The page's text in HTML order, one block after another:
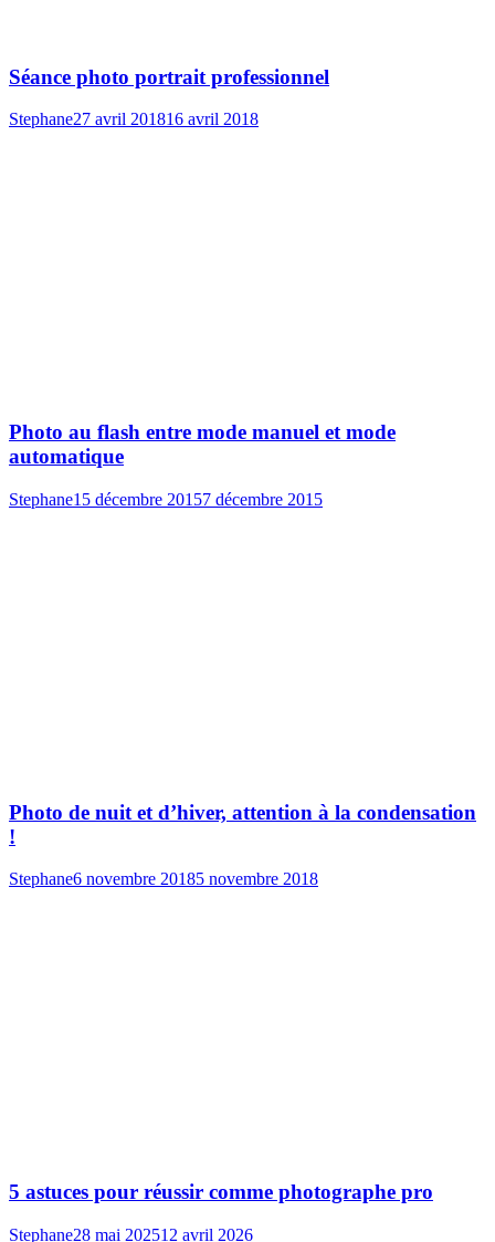
Séance photo portrait professionnel
Stephane27 avril 201816 avril 2018
Photo au flash entre mode manuel et mode
automatique
Stephane15 décembre 20157 décembre 2015
Photo de nuit et d’hiver, attention à la condensation
!
Stephane6 novembre 20185 novembre 2018
5 astuces pour réussir comme photographe pro
Stephane28 mai 202512 avril 2026